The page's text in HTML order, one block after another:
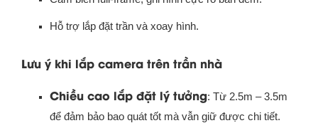
Hỗ trợ lắp đặt trần và xoay hình.
Lưu ý khi lắp camera trên trần nhà
Chiều cao lắp đặt lý tưởng: Từ 2.5m – 3.5m
để đảm bảo bao quát tốt mà vẫn giữ được chi tiết.